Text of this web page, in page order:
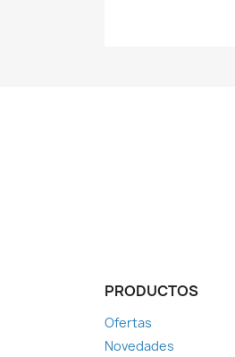
PRODUCTOS
Ofertas
Novedades